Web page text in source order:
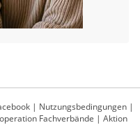
| Nutzungsbedingungen |
Fachverbände | Aktion